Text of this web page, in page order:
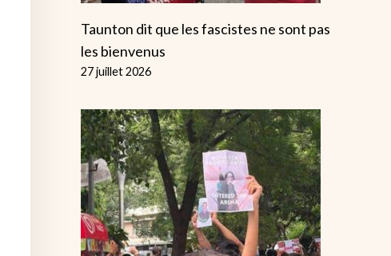
Taunton dit que les fascistes ne sont pas
les bienvenus
27 juillet 2026